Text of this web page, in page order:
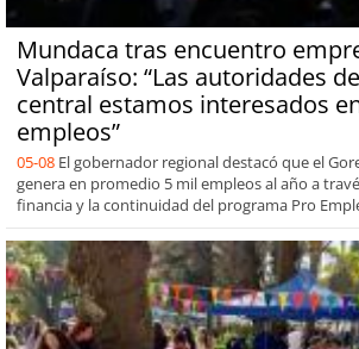
Mundaca tras encuentro
Valparaíso: “Las autoridades
central estamos interesados
empleos”
05-08 El gobernador regional destacó que el
genera en promedio 5 mil empleos al año a
financia y la continuidad del programa Pro